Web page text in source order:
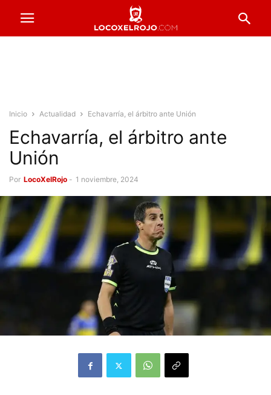
Inicio Actualidad Echavarría, el árbitro ante Unión
Echavarría, el árbitro ante
Unión
Por LocoXelRojo - 1 noviembre, 2024